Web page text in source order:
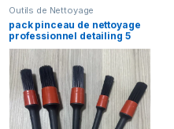
Outils de Nettoyage
pack pinceau de nettoyage
professionnel detailing 5
pièces